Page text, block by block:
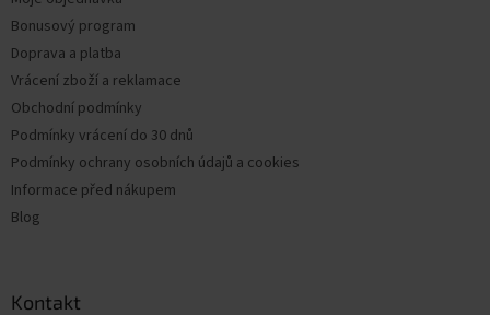
Bonusový program
Doprava a platba
Vrácení zboží a reklamace
Obchodní podmínky
Podmínky vrácení do 30 dnů
Podmínky ochrany osobních údajů a cookies
Informace před nákupem
Blog
Kontakt